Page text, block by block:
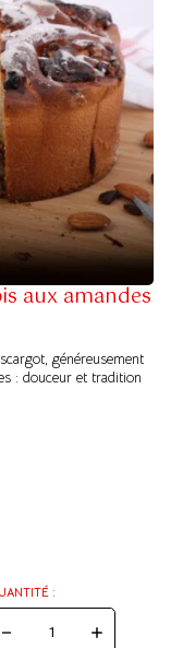
aux amandes
généreusement
: douceur et tradition
: